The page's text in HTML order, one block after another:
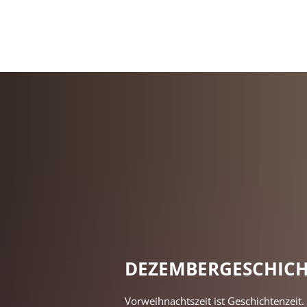
Vorweihnachtszeit ist Geschichtenzeit.